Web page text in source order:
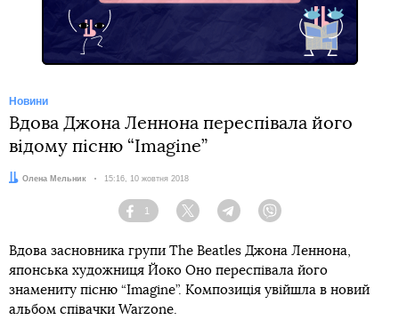
Новини
Вдова Джона Леннона переспівала його
відому пісню “Imagine”
Автор:
Олена Мельник Дата:
15:16, 10 жовтня 2018
Facebook
1
Twitter TelegramViber
Вдова засновника групи The Beatles Джона Леннона,
японська художниця Йоко Оно переспівала його
знамениту пісню “Imagine”. Композиція увійшла в новий
альбом співачки Warzone.